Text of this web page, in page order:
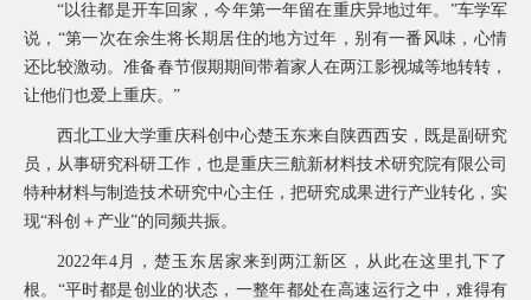
“以往都是开车回家，今年第一年留在重庆异地过年。”车学军
说，“第一次在余生将长期居住的地方过年，别有一番风味，心情
还比较激动。准备春节假期期间带着家人在两江影视城等地转转，
让他们也爱上重庆。”
西北工业大学重庆科创中心楚玉东来自陕西西安，既是副研究
员，从事研究科研工作，也是重庆三航新材料技术研究院有限公司
特种材料与制造技术研究中心主任，把研究成果进行产业转化，实
现“科创＋产业”的同频共振。
2022年4月，楚玉东居家来到两江新区，从此在这里扎下了
根。“平时都是创业的状态，一整年都处在高速运行之中，难得有